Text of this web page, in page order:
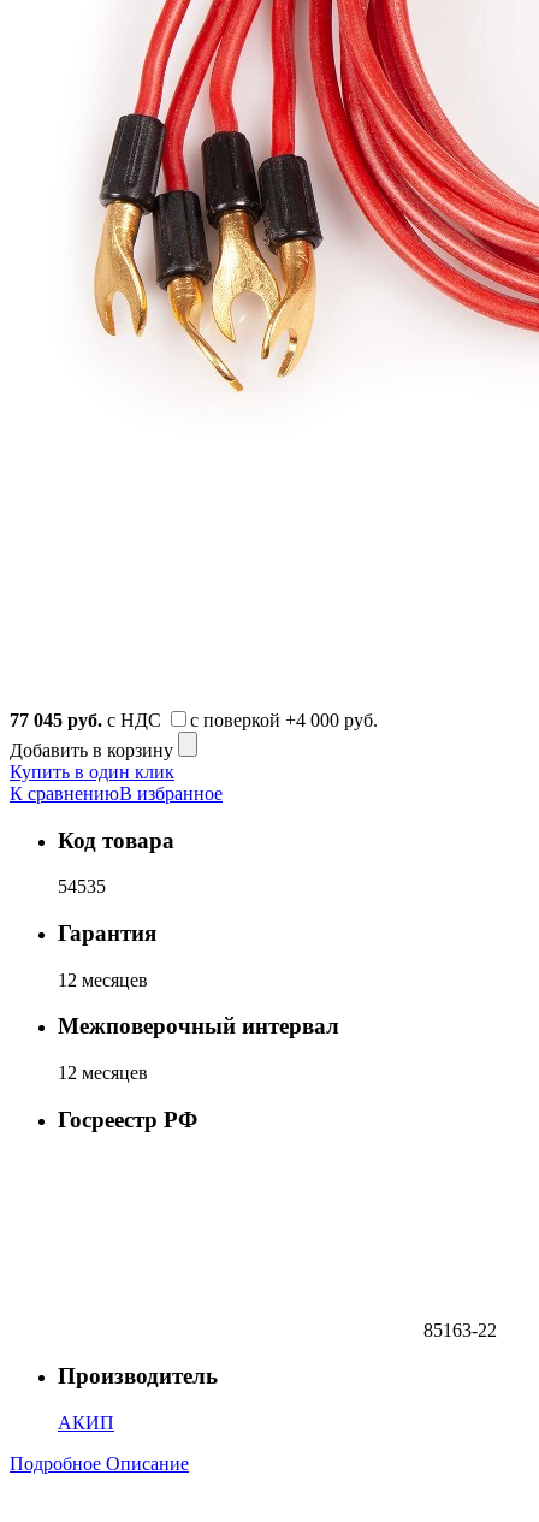
77 045 руб. с НДС с поверкой +4 000 руб.
Добавить в корзину
Купить в один клик
К сравнениюВ избранное
Код товара
54535
Гарантия
12 месяцев
Межповерочный интервал
12 месяцев
Госреестр РФ
85163-22
Производитель
АКИП
Подробное Описание